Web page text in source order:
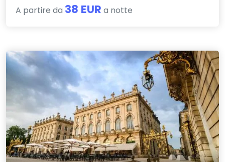
A partire da 38 EUR a notte